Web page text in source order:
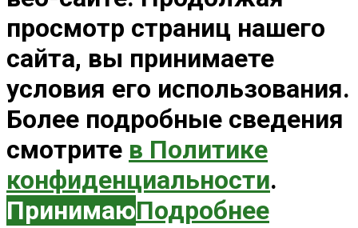
просмотр страниц нашего
сайта, вы принимаете
условия его использования.
Более подробные сведения
смотрите в Политике
конфиденциальности.
ПринимаюПодробнее